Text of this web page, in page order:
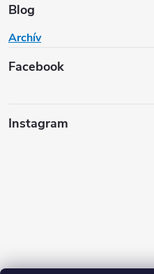
Blog
Archív
Facebook
Instagram